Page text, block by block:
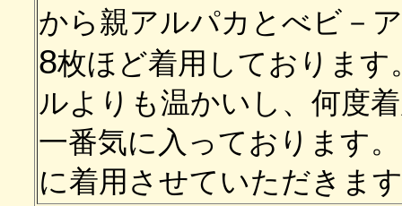
から親アルパカとべビ－
8枚ほど着用しておりま
ルよりも温かいし、何度
一番気に入っております
に着用させていただきます